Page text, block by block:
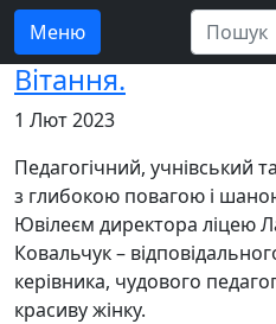
Меню
Вітання.
1 Лют 2023
Педагогічний, учнівський
з глибокою повагою і
Ювілеєм директора ліцею
Ковальчук –
керівника, чудового
красиву жінку.